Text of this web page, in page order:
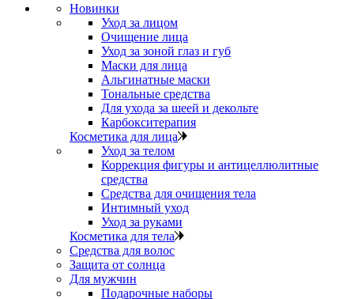
Новинки
Уход за лицом
Очищение лица
Уход за зоной глаз и губ
Маски для лица
Альгинатные маски
Тональные средства
Для ухода за шеей и декольте
Карбокситерапия
Косметика для лица
Уход за телом
Коррекция фигуры и антицеллюлитные
средства
Средства для очищения тела
Интимный уход
Уход за руками
Косметика для тела
Средства для волос
Защита от солнца
Для мужчин
Подарочные наборы